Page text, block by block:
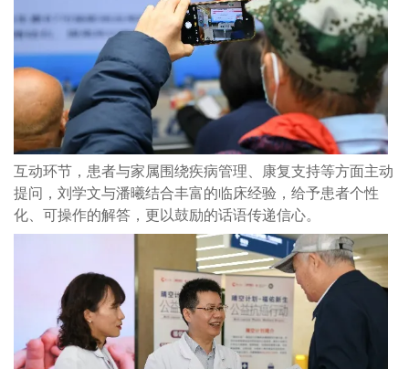
互动环节，患者与家属围绕疾病管理、康复支持等方面主动
提问，刘学文与潘曦结合丰富的临床经验，给予患者个性
化、可操作的解答，更以鼓励的话语传递信心。